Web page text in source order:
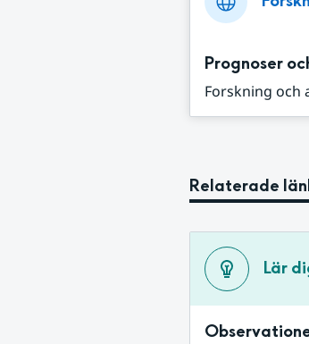
Prognoser
Forskning och
Relaterade
Lär